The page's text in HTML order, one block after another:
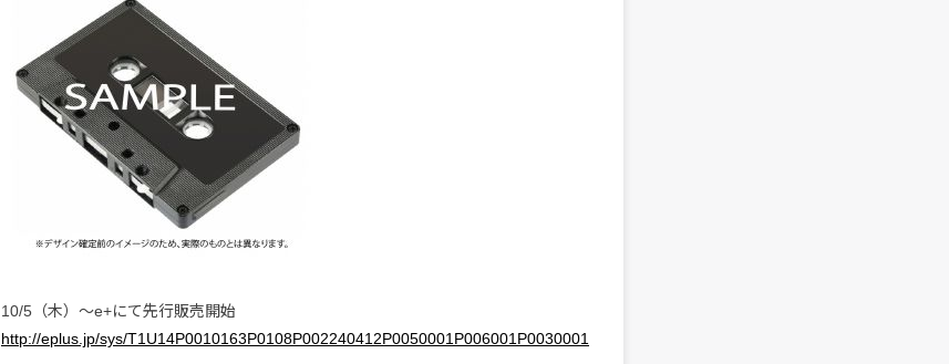
10/5（木）〜e+にて先行販売開始
http://eplus.jp/sys/T1U14P0010163P0108P002240412P0050001P006001P0030001